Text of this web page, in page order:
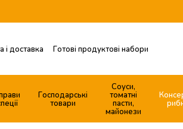
і доставка
Готові продуктові набори
Господарські
товари
Соуси,
томатні
пасти,
майонези